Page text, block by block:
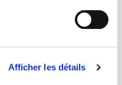
Afficher les détails
for student use, and to